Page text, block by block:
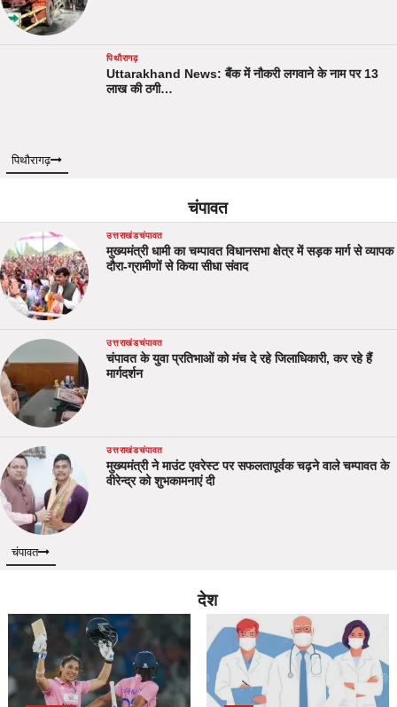
पिथौरागढ़
Uttarakhand News: बैंक में नौकरी लगवाने के नाम पर 13
लाख की ठगी…
पिथौरागढ़
चंपावत
उत्तराखंडचंपावत
मुख्यमंत्री धामी का चम्पावत विधानसभा क्षेत्र में सड़क मार्ग से व्यापक
दौरा-ग्रामीणों से किया सीधा संवाद
उत्तराखंडचंपावत
चंपावत के युवा प्रतिभाओं को मंच दे रहे जिलाधिकारी, कर रहे हैं
मार्गदर्शन
उत्तराखंडचंपावत
मुख्यमंत्री ने माउंट एवरेस्ट पर सफलतापूर्वक चढ़ने वाले चम्पावत के
वीरेन्द्र को शुभकामनाएं दी
चंपावत
देश